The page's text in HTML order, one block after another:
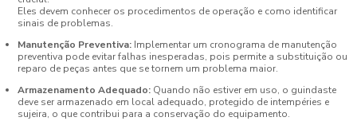
Eles devem conhecer os procedimentos de operação e como identificar
sinais de problemas.
Manutenção Preventiva: Implementar um cronograma de manutenção
preventiva pode evitar falhas inesperadas, pois permite a substituição ou
reparo de peças antes que se tornem um problema maior.
Armazenamento Adequado: Quando não estiver em uso, o guindaste
deve ser armazenado em local adequado, protegido de intempéries e
sujeira, o que contribui para a conservação do equipamento.